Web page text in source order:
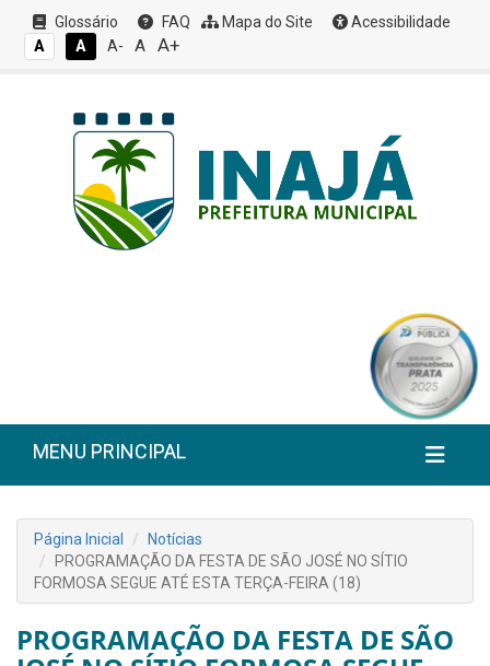
Glossário FAQ Mapa do Site
Acessibilidade
A
A A- A A+
MENU PRINCIPAL
Página Inicial
Notícias
PROGRAMAÇÃO DA FESTA DE SÃO JOSÉ NO SÍTIO
FORMOSA SEGUE ATÉ ESTA TERÇA-FEIRA (18)
PROGRAMAÇÃO DA FESTA DE SÃO